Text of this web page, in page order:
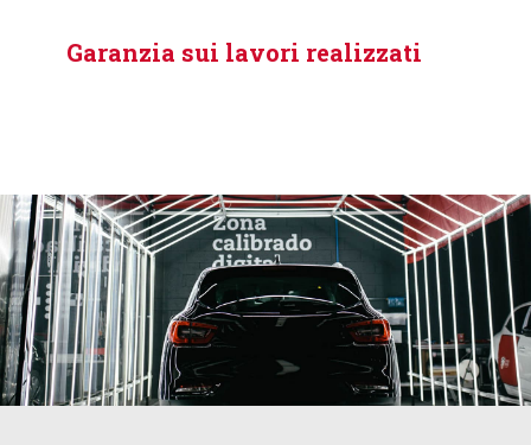
Garanzia sui lavori realizzati